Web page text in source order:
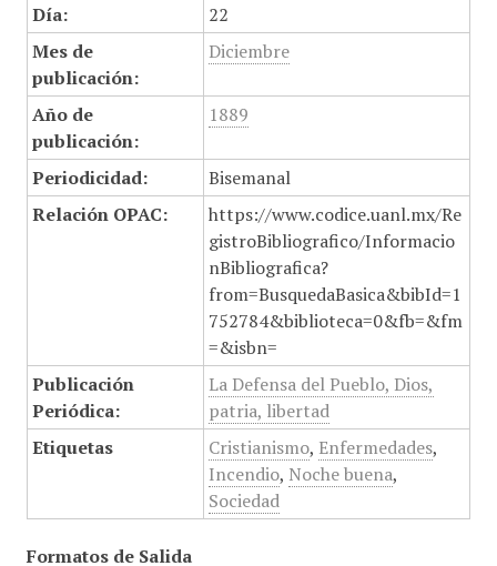
Día:
22
Mes de
publicación:
Diciembre
Año de
publicación:
1889
Periodicidad:
Bisemanal
Relación OPAC:
https://www.codice.uanl.mx/Re
gistroBibliografico/Informacio
nBibliografica?
from=BusquedaBasica&bibId=1
752784&biblioteca=0&fb=&fm
=&isbn=
Publicación
Periódica:
La Defensa del Pueblo, Dios,
patria, libertad
Etiquetas
Cristianismo, Enfermedades,
Incendio, Noche buena,
Sociedad
Formatos de Salida